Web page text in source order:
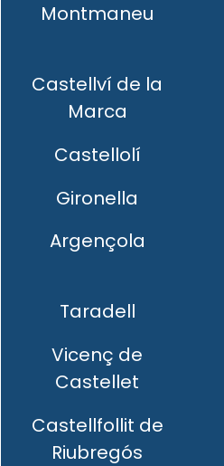
Montmaneu
Castellví de la
Marca
Castellolí
Gironella
Argençola
Taradell
Vicenç de
Castellet
Castellfollit de
Riubregós